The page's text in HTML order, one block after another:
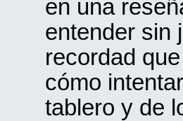
en una
entender sin
recordad
cómo
tablero y de